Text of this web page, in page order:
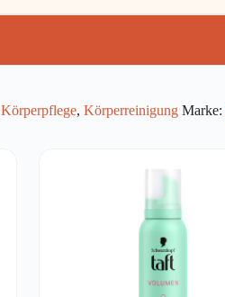
Körperpflege, Körperreinigung Marke: